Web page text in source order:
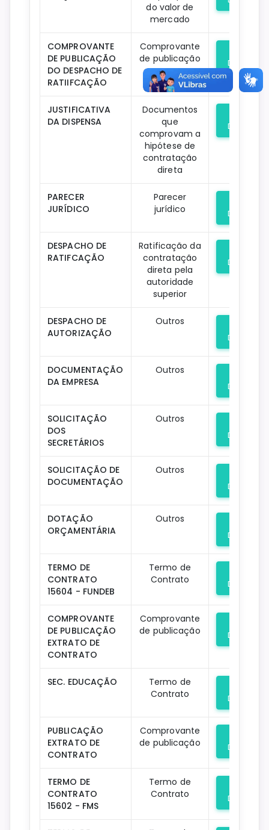
do valor de
mercado
COMPROVANTE
DE PUBLICAÇÃO
DO DESPACHO DE
RATIIFCAÇÃO
Comprovante
de publicação
Download
JUSTIFICATIVA
DA DISPENSA
Documentos
que
comprovam a
hipótese de
contratação
direta
Download
PARECER
JURÍDICO
Parecer
jurídico
Download
DESPACHO DE
RATIFCAÇÃO
Ratificação da
contratação
direta pela
autoridade
superior
Download
DESPACHO DE
AUTORIZAÇÃO
Outros
Download
DOCUMENTAÇÃO
DA EMPRESA
Outros
Download
SOLICITAÇÃO
DOS
SECRETÁRIOS
Outros
Download
SOLICITAÇÃO DE
DOCUMENTAÇÃO
Outros
Download
DOTAÇÃO
ORÇAMENTÁRIA
Outros
Download
TERMO DE
CONTRATO
15604 - FUNDEB
Termo de
Contrato
Download
COMPROVANTE
DE PUBLICAÇÃO
EXTRATO DE
CONTRATO
Comprovante
de publicação
Download
SEC. EDUCAÇÃO
Termo de
Contrato
Download
PUBLICAÇÃO
EXTRATO DE
CONTRATO
Comprovante
de publicação
Download
TERMO DE
CONTRATO
15602 - FMS
Termo de
Contrato
Download